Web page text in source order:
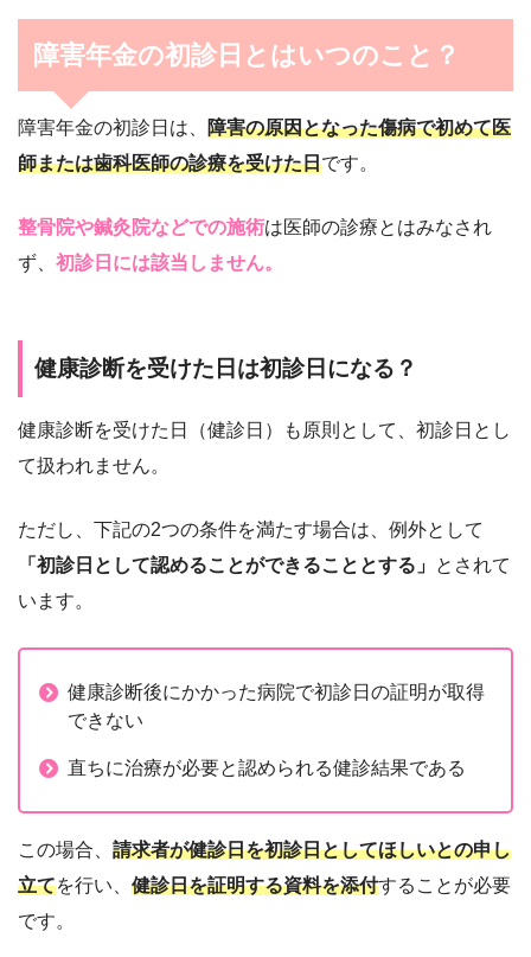
障害年金の初診日とはいつのこと？
障害年金の初診日は、 障害の原因となった傷病で初めて医
師または歯科医師の診療を受けた日です。
整骨院や鍼灸院などでの施術は医師の診療とはみなされ
ず、 初診日には該当しません。
健康診断を受けた日は初診日になる？
健康診断を受けた日（健診日）も原則として、初診日とし
て扱われません。
ただし、下記の2つの条件を満たす場合は、例外として
「初診日として認めることができることとする」 とされて
います。
健康診断後にかかった病院で初診日の証明が取得
できない
直ちに治療が必要と認められる健診結果である
この場合、 請求者が健診日を初診日としてほしいとの申し
立てを行い、 健診日を証明する資料を添付することが必要
です。